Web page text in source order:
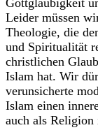
Gottgläubigkeit
Leider müssen
Theologie, die
und Spiritualität
christlichen
Islam hat. Wir
verunsicherte
Islam einen
auch als Religion